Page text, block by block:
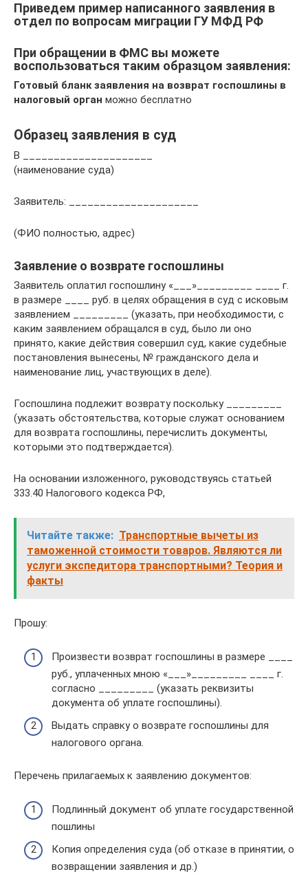
Приведем пример написанного заявления в
отдел по вопросам миграции ГУ МФД РФ
При обращении в ФМС вы можете
воспользоваться таким образцом заявления:
Готовый бланк заявления на возврат госпошлины в
налоговый орган можно бесплатно
Образец заявления в суд
В _____________________
(наименование суда)
Заявитель: _____________________
(ФИО полностью, адрес)
Заявление о возврате госпошлины
Заявитель оплатил госпошлину «___»_________ ____ г.
в размере ____ руб. в целях обращения в суд с исковым
заявлением _________ (указать, при необходимости, с
каким заявлением обращался в суд, было ли оно
принято, какие действия совершил суд, какие судебные
постановления вынесены, № гражданского дела и
наименование лиц, участвующих в деле).
Госпошлина подлежит возврату поскольку _________
(указать обстоятельства, которые служат основанием
для возврата госпошлины, перечислить документы,
которыми это подтверждается).
На основании изложенного, руководствуясь статьей
333.40 Налогового кодекса РФ,
Читайте также: Транспортные вычеты из
таможенной стоимости товаров. Являются ли
услуги экспедитора транспортными? Теория и
факты
Прошу:
Произвести возврат госпошлины в размере ____
руб., уплаченных мною «___»_________ ____ г.
согласно _________ (указать реквизиты
документа об уплате госпошлины).
Выдать справку о возврате госпошлины для
налогового органа.
Перечень прилагаемых к заявлению документов:
Подлинный документ об уплате государственной
пошлины
Копия определения суда (об отказе в принятии, о
возвращении заявления и др.)